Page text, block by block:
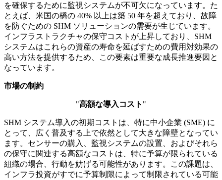
を確保するために監視システムが不可欠になっています。た
とえば、米国の橋の 40% 以上は築 50 年を超えており、故障
を防ぐための SHM ソリューションの需要が生じています。
インフラストラクチャの保守コストが上昇しており、SHM
システムはこれらの資産の寿命を延ばすための費用対効果の
高い方法を提供するため、この要素は重要な成長推進要因と
なっています。
市場の制約
"高額な導入コスト "
SHM システム導入の初期コストは、特に中小企業 (SME) に
とって、広く普及する上で依然として大きな障壁となってい
ます。センサーの購入、監視システムの設置、およびそれら
の保守に関連する高額なコストは、特に予算が限られている
組織の場合、行動を妨げる可能性があります。この課題は、
インフラ投資がすでに予算制限によって制限されている可能